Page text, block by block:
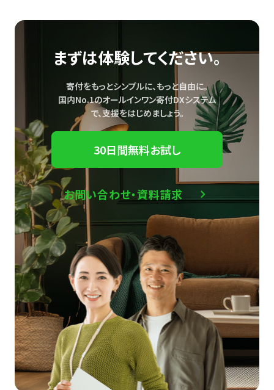
まずは体験してください。
寄付をもっとシンプルに、もっと自由に。
国内No.1のオールインワン寄付DXシステム
で、支援をはじめましょう。
30日間無料お試し
お問い合わせ・資料請求